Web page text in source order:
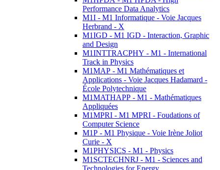
Performance Data Analytics
M1I - M1 Informatique - Voie Jacques
Herbrand - X
M1IGD - M1 IGD - Interaction, Graphic
and Design
M1INTTRACPHY - M1 - International
Track in Physics
M1MAP - M1 Mathématiques et
Applications - Voie Jacques Hadamard -
École Polytechnique
M1MATHAPP - M1 - Mathématiques
Appliquées
M1MPRI - M1 MPRI - Foudations of
Computer Science
M1P - M1 Physique - Voie Irène Joliot
Curie - X
M1PHYSICS - M1 - Physics
M1SCTECHNRJ - M1 - Sciences and
Technologies for Energy